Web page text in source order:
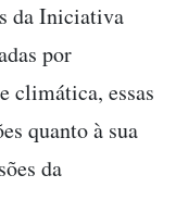
da Iniciativa
por
climática, essas
quanto à sua
da